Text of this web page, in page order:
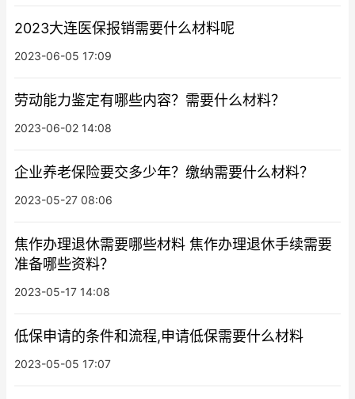
2023大连医保报销需要什么材料呢
2023-06-05 17:09
劳动能力鉴定有哪些内容？需要什么材料？
2023-06-02 14:08
企业养老保险要交多少年？缴纳需要什么材料？
2023-05-27 08:06
焦作办理退休需要哪些材料 焦作办理退休手续需要
准备哪些资料？
2023-05-17 14:08
低保申请的条件和流程,申请低保需要什么材料
2023-05-05 17:07